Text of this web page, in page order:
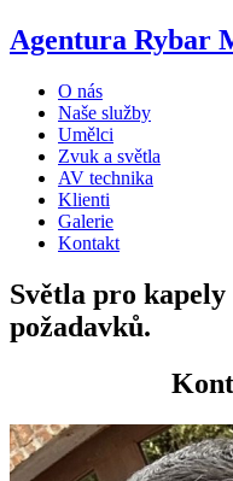
Agentura Rybar
O nás
Naše služby
Umělci
Zvuk a světla
AV technika
Klienti
Galerie
Kontakt
Světla pro
požadavků.